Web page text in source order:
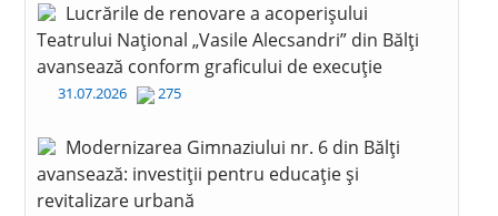
Lucrările de renovare a acoperișului
Teatrului Național „Vasile Alecsandri” din Bălți
avansează conform graficului de execuție
31.07.2026 275
Modernizarea Gimnaziului nr. 6 din Bălți
avansează: investiții pentru educație și
revitalizare urbană